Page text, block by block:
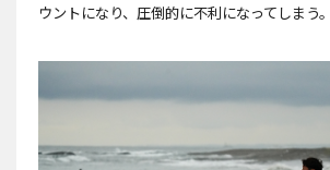
ウントになり、圧倒的に不利になってしまう。